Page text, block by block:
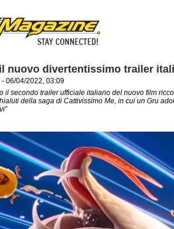
nuovo divertentissimo trailer
- 06/04/2022, 03:09
il secondo trailer ufficiale italiano del nuovo film
della saga di Cattivissimo Me, in cui un Gru